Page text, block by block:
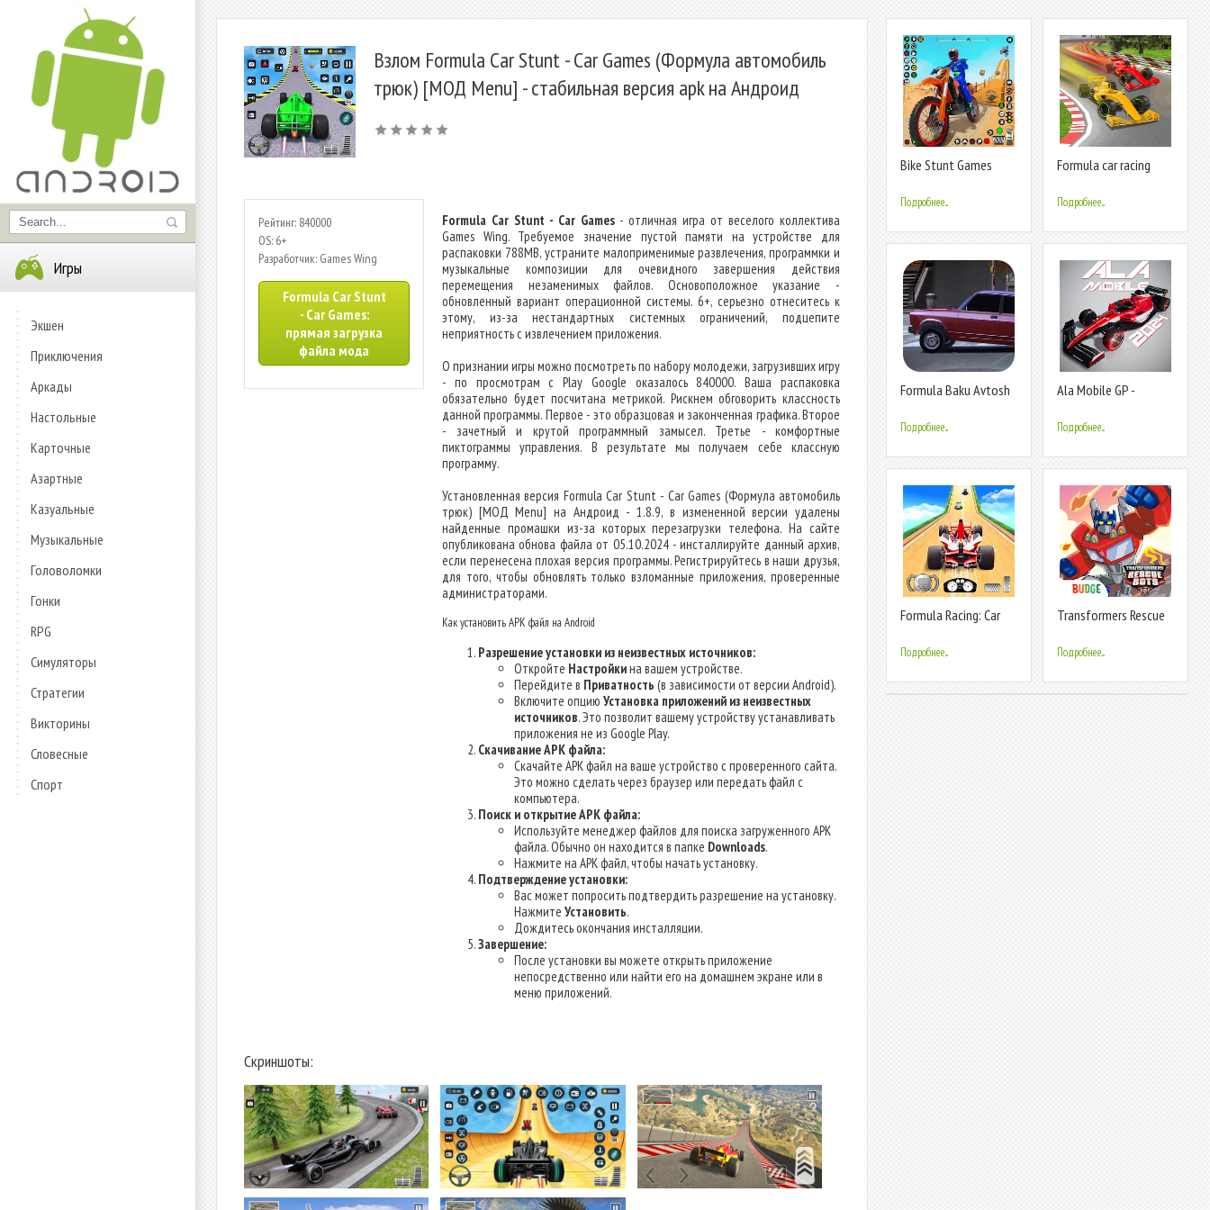
Игры
Экшен
Приключения
Аркады
Настольные
Карточные
Азартные
Казуальные
Музыкальные
Головоломки
Гонки
RPG
Симуляторы
Стратегии
Викторины
Словесные
Спорт
Взлом Formula Car Stunt - Car Games (Формула автомобиль
трюк) [МОД Menu] - стабильная версия apk на Андроид
Рейтинг: 840000
OS: 6+
Разработчик: Games Wing
Formula Car Stunt
- Car Games:
прямая загрузка
файла мода
Formula Car Stunt - Car Games- отличная игра от веселого коллектива
Games Wing. Требуемое значение пустой памяти на устройстве для
распаковки 788MB, устраните малоприменимые развлечения, программки и
музыкальные композиции для очевидного завершения действия
перемещения незаменимых файлов. Основоположное указание -
обновленный вариант операционной системы. 6+, серьезно отнеситесь к
этому, из-за нестандартных системных ограничений, подцепите
неприятность с извлечением приложения.
О признании игры можно посмотреть по набору молодежи, загрузивших игру
- по просмотрам с Play Google оказалось 840000. Ваша распаковка
обязательно будет посчитана метрикой. Рискнем обговорить классность
данной программы. Первое - это образцовая и законченная графика. Второе
- зачетный и крутой программный замысел. Третье - комфортные
пиктограммы управления. В результате мы получаем себе классную
программу.
Установленная версия Formula Car Stunt - Car Games (Формула автомобиль
трюк) [МОД Menu] на Андроид - 1.8.9, в измененной версии удалены
найденные промашки из-за которых перезагрузки телефона. На сайте
опубликована обнова файла от 05.10.2024 - инсталлируйте данный архив,
если перенесена плохая версия программы. Регистрируйтесь в наши друзья,
для того, чтобы обновлять только взломанные приложения, проверенные
администраторами.
Как установить APK файл на Android
Разрешение установки из неизвестных источников:
Откройте Настройкина вашем устройстве.
Перейдите в Приватность (в зависимости от версии Android).
Включите опцию Установка приложений из неизвестных
источников. Это позволит вашему устройству устанавливать
приложения не из Google Play.
Скачивание APK файла:
Скачайте APK файл на ваше устройство с проверенного сайта.
Это можно сделать через браузер или передать файл с
компьютера.
Поиск и открытие APK файла:
Используйте менеджер файлов для поиска загруженного APK
файла. Обычно он находится в папке Downloads.
Нажмите на APK файл, чтобы начать установку.
Подтверждение установки:
Вас может попросить подтвердить разрешение на установку.
Нажмите Установить.
Дождитесь окончания инсталляции.
Завершение:
После установки вы можете открыть приложение
непосредственно или найти его на домашнем экране или в
меню приложений.
Скриншоты:
Bike Stunt Games
Подробнее...
Formula car racing
Подробнее...
Formula Baku Avtosh
Подробнее...
Ala Mobile GP -
Подробнее...
Formula Racing: Car
Подробнее...
Transformers Rescue
Подробнее...